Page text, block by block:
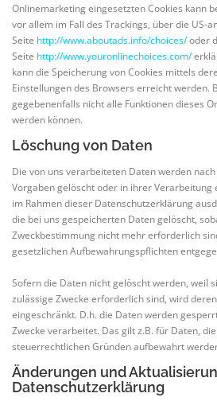
Onlinemarketing eingesetzten Cookies kann
vor allem im Fall des Trackings, über die US-
Seite http://www.aboutads.info/choices/oder
Seite http://www.youronlinechoices.com/
kann die Speicherung von Cookies mittels
Einstellungen des Browsers erreicht werden.
gegebenenfalls nicht alle Funktionen dieses
werden können.
Löschung von Daten
Die von uns verarbeiteten Daten werden
Vorgaben gelöscht oder in ihrer Verarbeitung
im Rahmen dieser Datenschutzerklärung
die bei uns gespeicherten Daten gelöscht,
Zweckbestimmung nicht mehr erforderlich
gesetzlichen Aufbewahrungspflichten
Sofern die Daten nicht gelöscht werden, weil
zulässige Zwecke erforderlich sind, wird
eingeschränkt. D.h. die Daten werden
Zwecke verarbeitet. Das gilt z.B. für Daten,
steuerrechtlichen Gründen aufbewahrt
Änderungen und
Datenschutzerklärung